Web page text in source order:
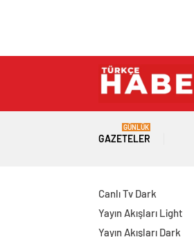
GAZETELER
GÜNLÜK
Canlı Tv Dark
Yayın Akışları Light
Yayın Akışları Dark